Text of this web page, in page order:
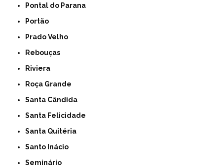
Pontal do Parana
Portão
Prado Velho
Rebouças
Riviera
Roça Grande
Santa Cândida
Santa Felicidade
Santa Quitéria
Santo Inácio
Seminário